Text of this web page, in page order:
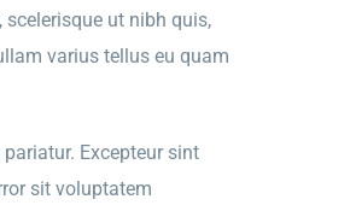
ut nibh quis,
varius tellus eu quam
Excepteur sint
sit voluptatem